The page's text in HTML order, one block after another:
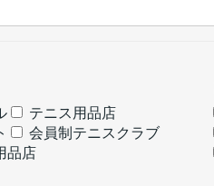
テニス用品店
会員制テニスクラブ
品店